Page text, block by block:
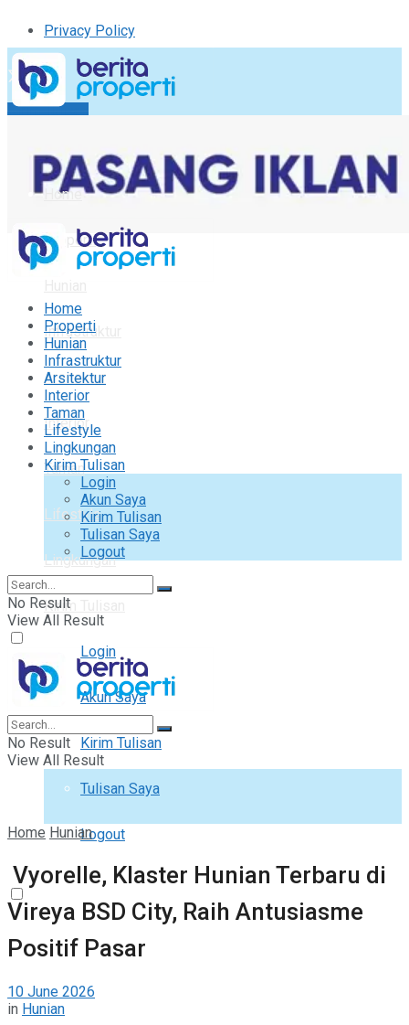
Privacy Policy
Kirim Tulisan
Logout
Home
Properti
Infrastruktur
Arsitektur
Interior
Taman
Lifestyle
Lingkungan
Kirim Tulisan
Login
Akun Saya
Kirim Tulisan
Tulisan Saya
Logout
Home
Properti
Hunian
Infrastruktur
Arsitektur
Interior
Taman
Lifestyle
Lingkungan
Kirim Tulisan
Login
Akun Saya
Kirim Tulisan
Tulisan Saya
Logout
No Result
View All Result
No Result
View All Result
Home Hunian
Vyorelle, Klaster Hunian Terbaru di
Vireya BSD City, Raih Antusiasme
Positif Pasar
10 June 2026
in Hunian